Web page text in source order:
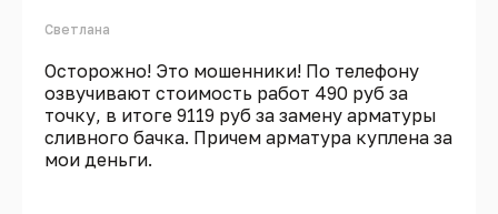
Светлана
Осторожно! Это мошенники! По телефону
озвучивают стоимость работ 490 руб за
точку, в итоге 9119 руб за замену арматуры
сливного бачка. Причем арматура куплена за
мои деньги.